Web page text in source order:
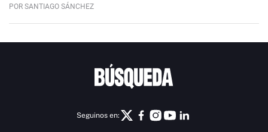
POR SANTIAGO SÁNCHEZ
Seguinos en: